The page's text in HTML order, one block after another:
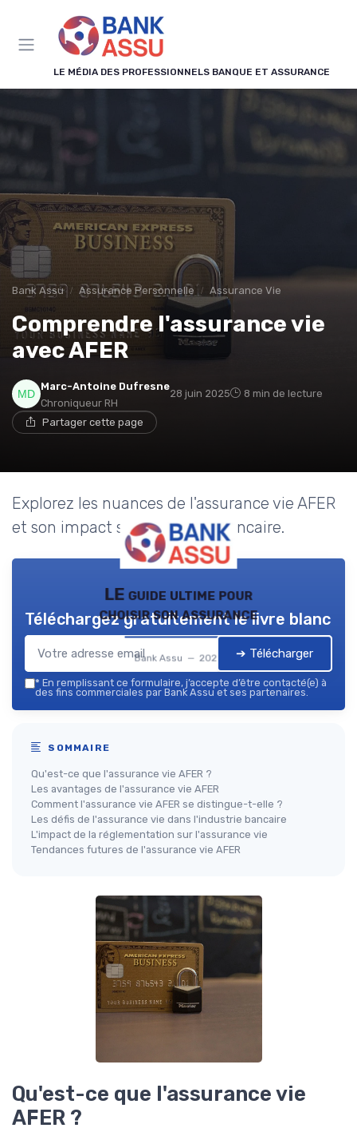
LE MÉDIA DES PROFESSIONNELS BANQUE ET ASSURANCE
Bank Assu Assurance Personnelle Assurance Vie
Comprendre l'assurance vie
avec AFER
Marc-Antoine Dufresne
Chroniqueur RH
28 juin 2025 8 min de lecture
Partager cette page
Explorez les nuances de l'assurance vie AFER
et son impact sur l'industrie bancaire.
LE guide ultime pour
choisir son assurance
Bank Assu — 2026
Téléchargez gratuitement le livre blanc
➔ Télécharger
* En remplissant ce formulaire, j’accepte d’être contacté(e) à
des fins commerciales par Bank Assu et ses partenaires.
SOMMAIRE
Qu'est-ce que l'assurance vie AFER ?
Les avantages de l'assurance vie AFER
Comment l'assurance vie AFER se distingue-t-elle ?
Les défis de l'assurance vie dans l'industrie bancaire
L'impact de la réglementation sur l'assurance vie
Tendances futures de l'assurance vie AFER
Qu'est-ce que l'assurance vie
AFER ?